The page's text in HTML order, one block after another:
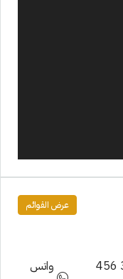
عرض القوائم
321 456
واتس